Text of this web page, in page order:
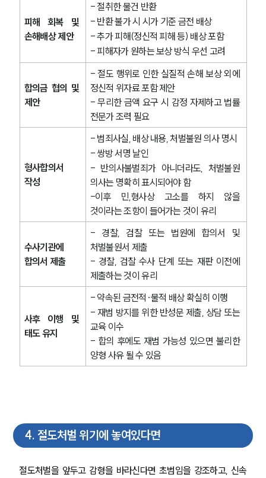
형사전문변호사
소식/자료
언론보도
공지사항
법률 블로그
법률서식
뉴스레터/브로슈어
세미나
대륜법률상담예약
대륜법률상담예약
피해 회복 및
손해배상 제안
- 절취한 물건 반환
- 반환 불가 시 시가 기준 금전 배상
- 추가 피해(정신적 피해 등) 배상 포함
- 피해자가 원하는 보상 방식 우선 고려
합의금 협의 및
제안
- 절도 행위로 인한 실질적 손해 보상 외에
정신적 위자료 포함 제안
- 무리한 금액 요구 시 감정 자제하고 법률
전문가 조력 필요
형사합의서
작성
- 범죄사실, 배상 내용, 처벌불원 의사 명시
- 쌍방 서명 날인
- 반의사불벌죄가 아니더라도, 처벌불원
의사는 명확히 표시되어야 함
-이후 민,형사상 고소를 하지 않을
것이라는 조항이 들어가는 것이 유리
수사기관에
합의서 제출
- 경찰, 검찰 또는 법원에 합의서 및
처벌불원서 제출
- 경찰, 검찰 수사 단계 또는 재판 이전에
제출하는 것이 유리
사후 이행 및
태도 유지
- 약속된 금전적·물적 배상 확실히 이행
- 재범 방지를 위한 반성문 제출, 상담 또는
교육 이수
- 합의 후에도 재범 가능성 있으면 불리한
양형 사유 될 수 있음
4. 절도처벌 위기에 놓여있다면
절도처벌을 앞두고 감형을 바라신다면 초범임을 강조하고, 신속